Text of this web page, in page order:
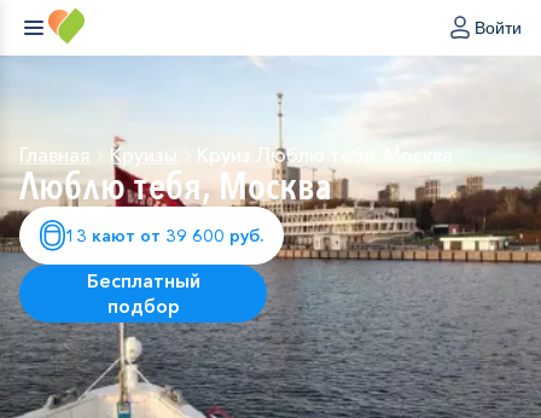
Войти
Главная Круизы Круиз Люблю тебя, Москва
Люблю тебя, Москва
13 кают от 39 600 руб.
Бесплатный
подбор